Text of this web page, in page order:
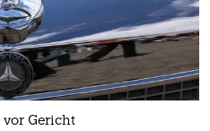
Gericht